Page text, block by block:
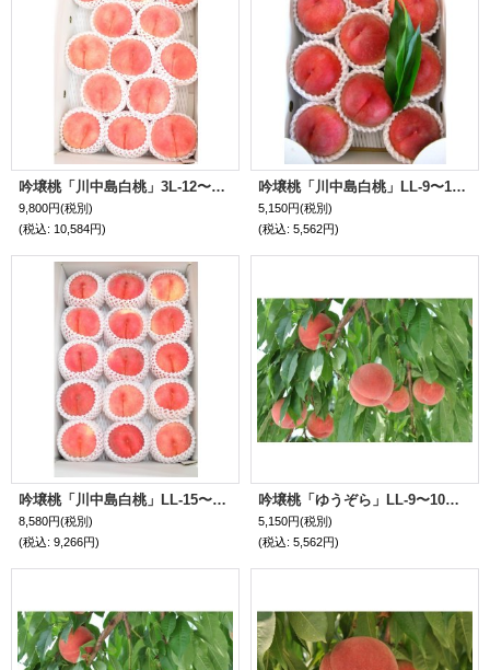
吟壌桃「川中島白桃」3L-12〜14玉（5kg）
9,800円(税別)
(税込: 10,584円)
吟壌桃「川中島白桃」LL-9〜10玉（3kg）
5,150円(税別)
(税込: 5,562円)
吟壌桃「川中島白桃」LL-15〜16玉（5kg）
8,580円(税別)
(税込: 9,266円)
吟壌桃「ゆうぞら」LL-9〜10玉（3kg）
5,150円(税別)
(税込: 5,562円)